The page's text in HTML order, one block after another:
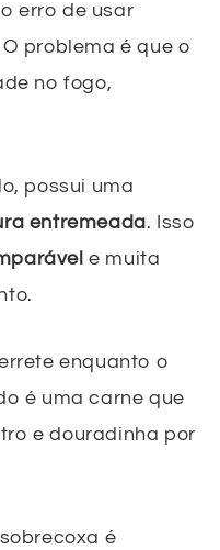
erro de usar
problema é que o
no fogo,
possui uma
entremeada. Isso
e muita
enquanto o
é uma carne que
e douradinha por
é